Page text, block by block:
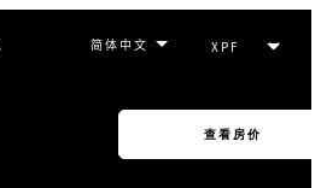
查看房价